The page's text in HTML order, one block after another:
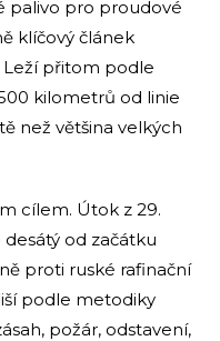
palivo pro proudové
klíčový článek
Leží přitom podle
kilometrů od linie
než většina velkých
cílem. Útok z 29.
od začátku
proti ruské rafinační
podle metodiky
požár, odstavení,